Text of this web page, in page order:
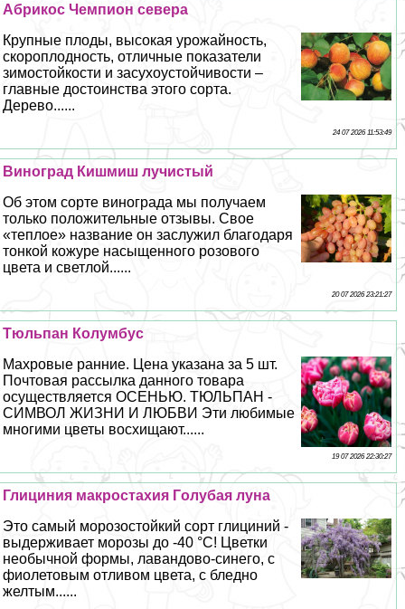
Абрикос Чемпион севера
Крупные плоды, высокая урожайность,
скороплодность, отличные показатели
зимостойкости и засухоустойчивости –
главные достоинства этого сорта.
Дерево......
24 07 2026 11:53:49
Виноград Кишмиш лучистый
Об этом сорте винограда мы получаем
только положительные отзывы. Свое
«теплое» название он заслужил благодаря
тонкой кожуре насыщенного розового
цвета и светлой......
20 07 2026 23:21:27
Тюльпан Колумбус
Махровые ранние. Цена указана за 5 шт.
Почтовая рассылка данного товара
осуществляется ОСЕНЬЮ. ТЮЛЬПАН -
СИМВОЛ ЖИЗНИ И ЛЮБВИ Эти любимые
многими цветы восхищают......
19 07 2026 22:30:27
Глициния макростахия Гoлyбая луна
Это самый морозостойкий сорт глициний -
выдерживает морозы до -40 °С! Цветки
необычной формы, лавандово-синего, с
фиолетовым отливом цвета, с бледно
желтым......